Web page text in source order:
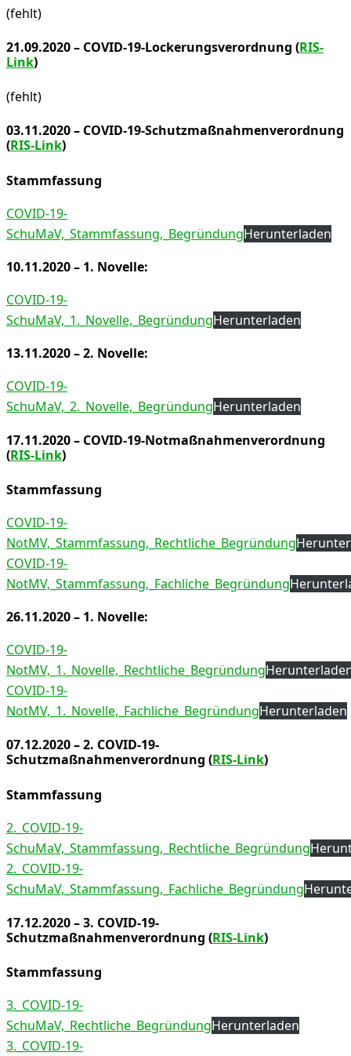
(fehlt)
21.09.2020 – COVID-19-Lockerungsverordnung (RIS-
Link)
(fehlt)
03.11.2020 – COVID-19-Schutzmaßnahmenverordnung
(RIS-Link)
Stammfassung
COVID-19-
SchuMaV,_Stammfassung,_BegründungHerunterladen
10.11.2020 – 1. Novelle:
COVID-19-
SchuMaV,_1._Novelle,_BegründungHerunterladen
13.11.2020 – 2. Novelle:
COVID-19-
SchuMaV,_2._Novelle,_BegründungHerunterladen
17.11.2020 – COVID-19-Notmaßnahmenverordnung
(RIS-Link)
Stammfassung
COVID-19-
NotMV,_Stammfassung,_Rechtliche_Begründung
COVID-19-
NotMV,_Stammfassung,_Fachliche_Begründung
26.11.2020 – 1. Novelle:
COVID-19-
NotMV,_1._Novelle,_Rechtliche_Begründung
COVID-19-
NotMV,_1._Novelle,_Fachliche_BegründungHerunterladen
07.12.2020 – 2. COVID-19-
Schutzmaßnahmenverordnung (RIS-Link)
Stammfassung
2._COVID-19-
SchuMaV,_Stammfassung,_Rechtliche_Begründung
2._COVID-19-
SchuMaV,_Stammfassung,_Fachliche_Begründung
17.12.2020 – 3. COVID-19-
Schutzmaßnahmenverordnung (RIS-Link)
Stammfassung
3._COVID-19-
SchuMaV,_Rechtliche_BegründungHerunterladen
3._COVID-19-